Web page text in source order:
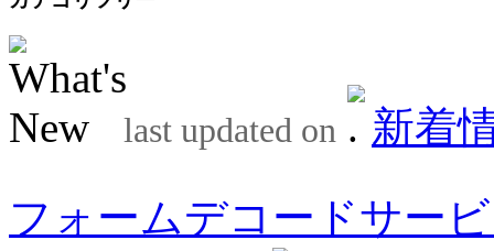
last updated on
新着
フォームデコードサー